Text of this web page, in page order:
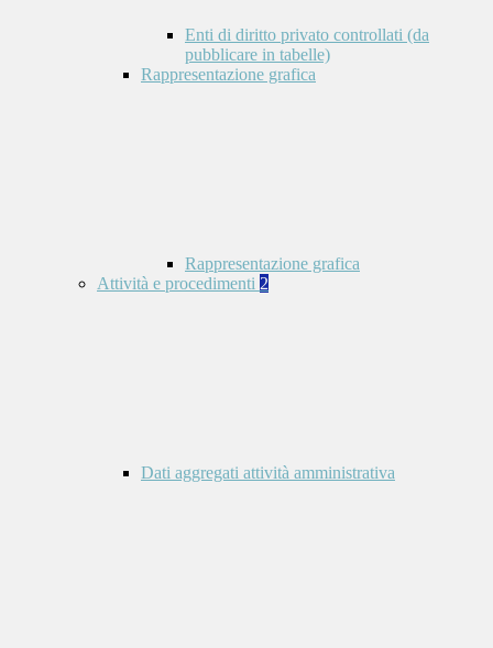
Enti di diritto privato controllati (da
pubblicare in tabelle)
Rappresentazione grafica
Rappresentazione grafica
Attività e procedimenti 2
Dati aggregati attività amministrativa